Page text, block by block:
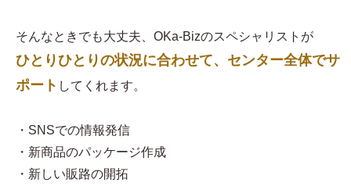
そんなときでも大丈夫、OKa-Bizのスペシャリストが
ひとりひとりの状況に合わせて、センター全体でサ
ポート してくれます。
・SNSでの情報発信
・新商品のパッケージ作成
・新しい販路の開拓